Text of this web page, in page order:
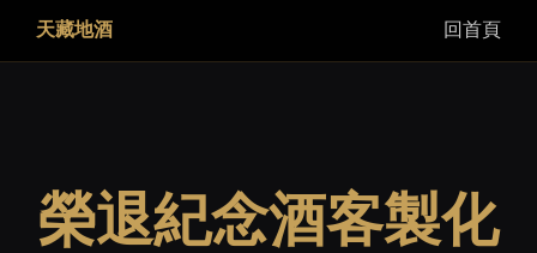
天藏地酒 回首頁
榮退紀念酒客製化